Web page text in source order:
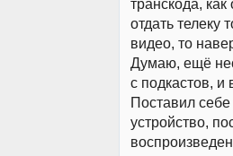
транскода,
отдать телеку
видео, то
Думаю, ещё
с подкастов, и
Поставил
устройство,